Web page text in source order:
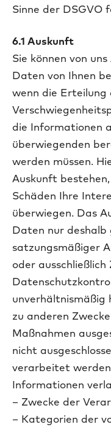
Sinne der DSGVO
6.1 Auskunft
Sie können von
Daten von Ihnen
wenn die
die Informationen
überwiegenden
werden müssen.
Auskunft
Schäden Ihre
überwiegen. Das
Daten nur deshalb
satzungsmäßiger
oder
unverhältnismäßig
zu anderen
Maßnahmen
nicht
verarbeitet
Informationen
– Zwecke der
– Kategorien der